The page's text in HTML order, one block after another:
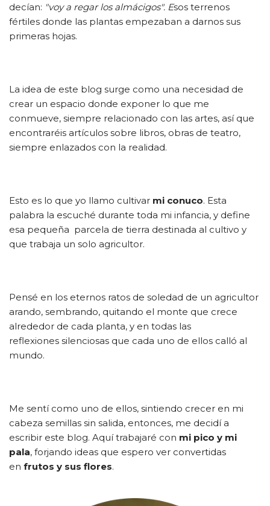
decían: "voy a regar los almácigos". Esos terrenos
fértiles donde las plantas empezaban a darnos sus
primeras hojas.
La idea de este blog surge como una necesidad de
crear un espacio donde exponer lo que me
conmueve, siempre relacionado con las artes, así que
encontraréis artículos sobre libros, obras de teatro,
siempre enlazados con la realidad.
Esto es lo que yo llamo cultivar mi conuco. Esta
palabra la escuché durante toda mi infancia, y define
esa pequeña parcela de tierra destinada al cultivo y
que trabaja un solo agricultor.
Pensé en los eternos ratos de soledad de un agricultor
arando, sembrando, quitando el monte que crece
alrededor de cada planta, y en todas las
reflexiones silenciosas que cada uno de ellos calló al
mundo.
Me sentí como uno de ellos, sintiendo crecer en mi
cabeza semillas sin salida, entonces, me decidí a
escribir este blog. Aquí trabajaré con mi pico y mi
pala, forjando ideas que espero ver convertidas
en frutos y sus flores.